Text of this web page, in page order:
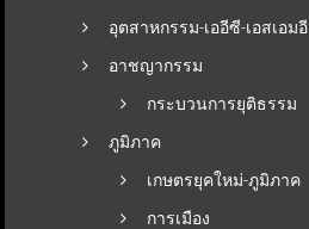
อุตสาหกรรม-เออีซี-เอสเอมอี
อาชญากรรม
กระบวนการยุติธรรม
ภูมิภาค
เกษตรยุคใหม่-ภูมิภาค
การเมือง